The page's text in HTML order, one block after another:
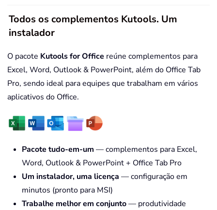
Todos os complementos Kutools. Um
instalador
O pacote Kutools for Office reúne complementos para
Excel, Word, Outlook & PowerPoint, além do Office Tab
Pro, sendo ideal para equipes que trabalham em vários
aplicativos do Office.
Pacote tudo-em-um — complementos para Excel,
Word, Outlook & PowerPoint + Office Tab Pro
Um instalador, uma licença — configuração em
minutos (pronto para MSI)
Trabalhe melhor em conjunto— produtividade